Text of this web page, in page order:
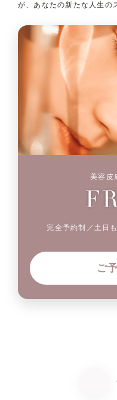
が、あなたの新たな人生の
美容皮
完全予約制／土日
ご